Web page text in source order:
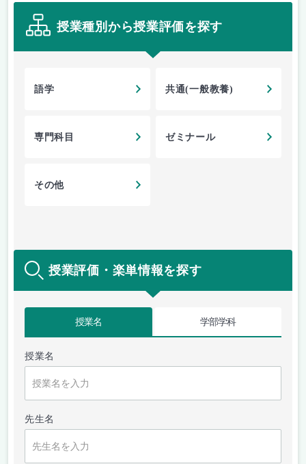
授業種別から授業評価を探す
語学 共通(一般教養)
専門科目 ゼミナール
その他
授業評価・楽単情報を探す
授業名 学部学科
授業名
先生名